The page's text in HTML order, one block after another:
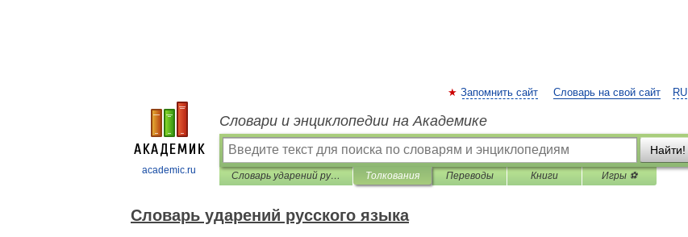
academic.ru
RU
Запомнить сайт Словарь на свой сайт
Словари и энциклопедии на Академике
Найти!
Словарь ударений русского языка Толкования Переводы Книги Игры ⚽
Словарь ударений русского языка